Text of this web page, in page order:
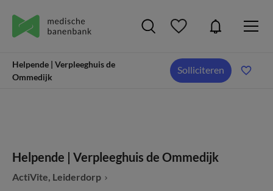
Helpende | Verpleeghuis de
Ommedijk
Solliciteren
Helpende | Verpleeghuis de Ommedijk
ActiVite, Leiderdorp